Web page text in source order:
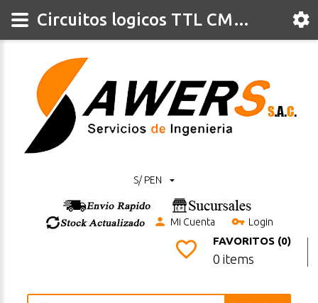
S/ PEN
Mi Cuenta Login
FAVORITOS (0)
0 items
Circuitos logicos TTL CMOS